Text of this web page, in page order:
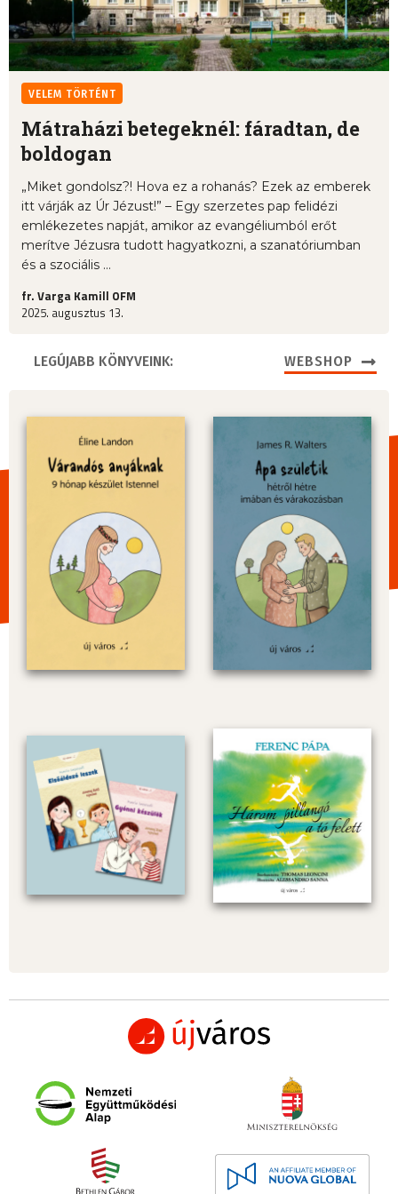
VELEM TÖRTÉNT
Mátraházi betegeknél: fáradtan, de
boldogan
„Miket gondolsz?! Hova ez a rohanás? Ezek az emberek
itt várják az Úr Jézust!” – Egy szerzetes pap felidézi
emlékezetes napját, amikor az evangéliumból erőt
merítve Jézusra tudott hagyatkozni, a szanatóriumban
és a szociális ...
fr. Varga Kamill OFM
2025. augusztus 13.
LEGÚJABB KÖNYVEINK: WEBSHOP